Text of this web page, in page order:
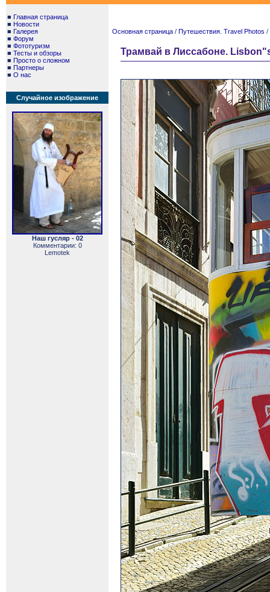
■ Главная страница
■ Новости
■ Галерея
■ Форум
■ Фототуризм
■ Тесты и обзоры
■ Просто о сложном
■ Партнеры
■ О нас
Случайное изображение
Наш гусляр - 02
Комментарии: 0
Lemotek
Основная страница / Путешествия. Travel Photos /
Трамвай в Лиссабоне.